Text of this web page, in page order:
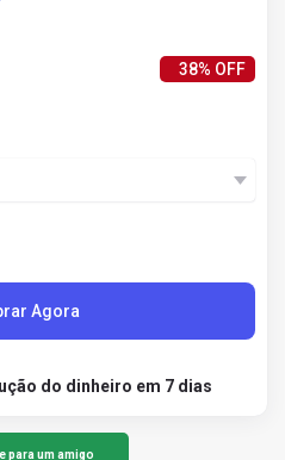
38% OFF
Agora
do dinheiro em 7 dias
para um amigo